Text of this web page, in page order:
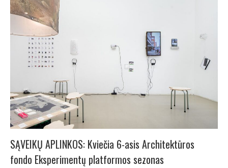
SĄVEIKŲ APLINKOS: Kviečia 6-asis Architektūros
fondo Eksperimentų platformos sezonas